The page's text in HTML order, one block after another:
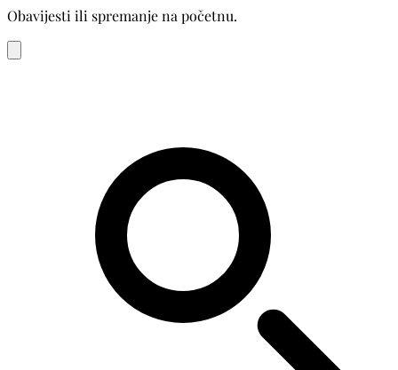
Obavijesti ili spremanje na početnu.